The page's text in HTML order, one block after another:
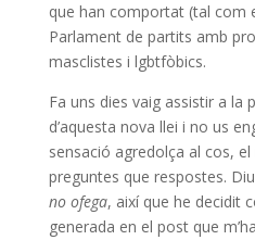
que han comportat (tal com
Parlament de partits amb
masclistes i lgbtfòbics.
Fa uns dies vaig assistir a la
d’aquesta nova llei i no us
sensació agredolça al cos,
preguntes que respostes.
no ofega, així que he decidit
generada en el post que